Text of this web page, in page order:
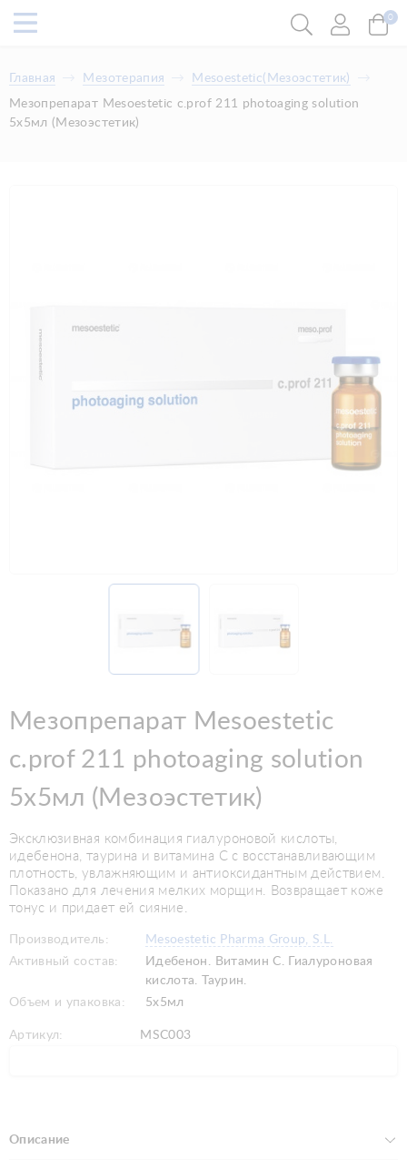
0
Главная Мезотерапия
Mesoestetic(Мезоэстетик)
Мезопрепарат Mesoestetic c.prof 211 photoaging solution
5x5мл (Мезоэстетик)
Мезопрепарат Mesoestetic
c.prof 211 photoaging solution
5x5мл (Мезоэстетик)
Эксклюзивная комбинация гиалуроновой кислоты,
идебенона, таурина и витамина С с восстанавливающим
плотность, увлажняющим и антиоксидантным действием.
Показано для лечения мелких морщин. Возвращает коже
тонус и придает ей сияние.
Производитель:
Mesoestetic Pharma Group, S.L.
Активный состав:
Идебенон. Витамин C. Гиалуроновая
кислота. Таурин.
Объем и упаковка:
5x5мл
Артикул: MSC003
Описание